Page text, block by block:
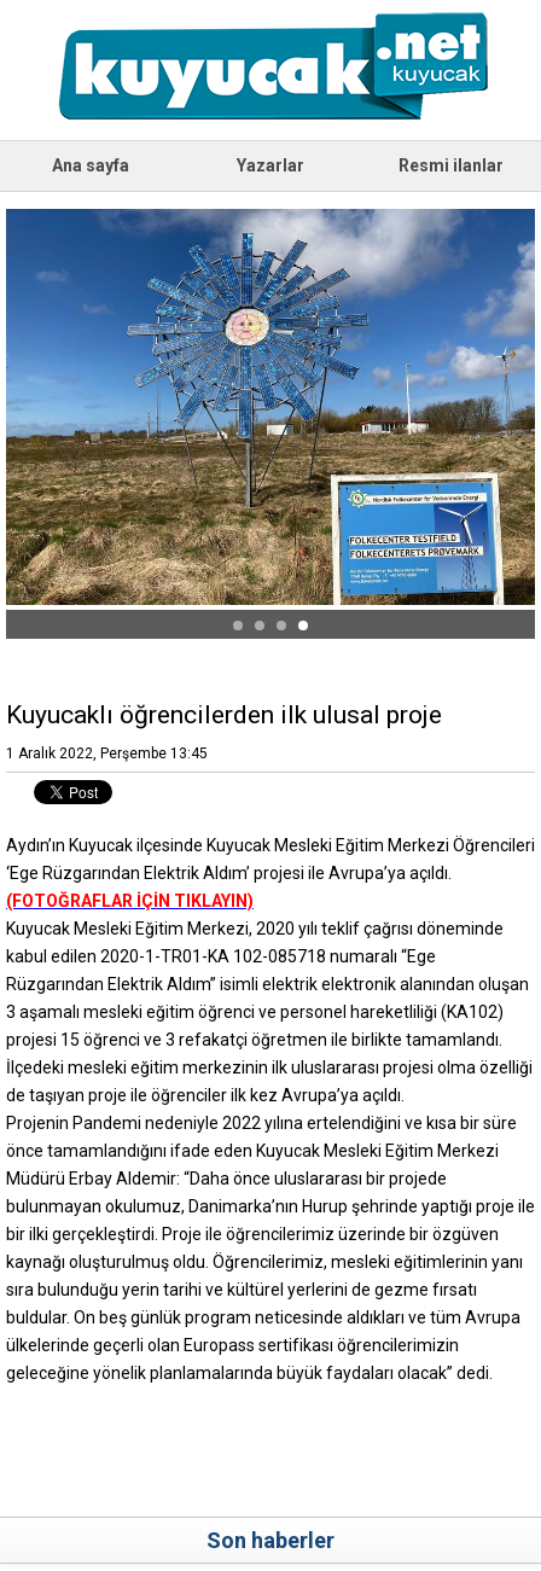
Ana sayfa Yazarlar Resmi ilanlar
Kuyucaklı öğrencilerden ilk ulusal proje
1 Aralık 2022, Perşembe 13:45
Aydın’ın Kuyucak ilçesinde Kuyucak Mesleki Eğitim Merkezi Öğrencileri
‘Ege Rüzgarından Elektrik Aldım’ projesi ile Avrupa’ya açıldı.
(FOTOĞRAFLAR İÇİN TIKLAYIN)
Kuyucak Mesleki Eğitim Merkezi, 2020 yılı teklif çağrısı döneminde
kabul edilen 2020-1-TR01-KA 102-085718 numaralı “Ege
Rüzgarından Elektrik Aldım” isimli elektrik elektronik alanından oluşan
3 aşamalı mesleki eğitim öğrenci ve personel hareketliliği (KA102)
projesi 15 öğrenci ve 3 refakatçi öğretmen ile birlikte tamamlandı.
İlçedeki mesleki eğitim merkezinin ilk uluslararası projesi olma özelliği
de taşıyan proje ile öğrenciler ilk kez Avrupa’ya açıldı.
Projenin Pandemi nedeniyle 2022 yılına ertelendiğini ve kısa bir süre
önce tamamlandığını ifade eden Kuyucak Mesleki Eğitim Merkezi
Müdürü Erbay Aldemir: “Daha önce uluslararası bir projede
bulunmayan okulumuz, Danimarka’nın Hurup şehrinde yaptığı proje ile
bir ilki gerçekleştirdi. Proje ile öğrencilerimiz üzerinde bir özgüven
kaynağı oluşturulmuş oldu. Öğrencilerimiz, mesleki eğitimlerinin yanı
sıra bulunduğu yerin tarihi ve kültürel yerlerini de gezme fırsatı
buldular. On beş günlük program neticesinde aldıkları ve tüm Avrupa
ülkelerinde geçerli olan Europass sertifikası öğrencilerimizin
geleceğine yönelik planlamalarında büyük faydaları olacak” dedi.
Son haberler